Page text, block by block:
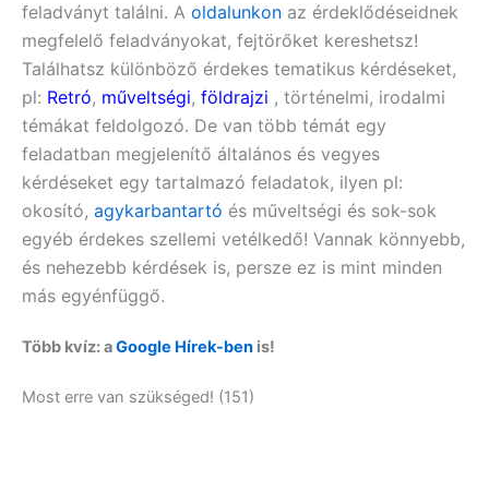
feladványt találni. A oldalunkon az érdeklődéseidnek
megfelelő feladványokat, fejtörőket kereshetsz!
Találhatsz különböző érdekes tematikus kérdéseket,
pl: Retró, műveltségi, földrajzi , történelmi, irodalmi
témákat feldolgozó. De van több témát egy
feladatban megjelenítő általános és vegyes
kérdéseket egy tartalmazó feladatok, ilyen pl:
okosító, agykarbantartó és műveltségi és sok-sok
egyéb érdekes szellemi vetélkedő! Vannak könnyebb,
és nehezebb kérdések is, persze ez is mint minden
más egyénfüggő.
Több kvíz: aGoogle Hírek-ben is!
Most erre van szükséged! (151)